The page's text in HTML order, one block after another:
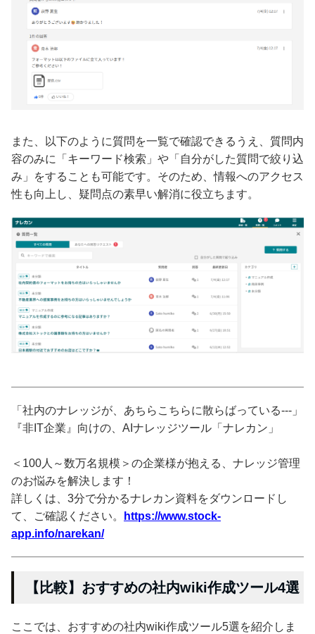
また、以下のように質問を一覧で確認できるうえ、質問内
容のみに「キーワード検索」や「自分がした質問で絞り込
み」をすることも可能です。そのため、情報へのアクセス
性も向上し、疑問点の素早い解消に役立ちます。
「社内のナレッジが、あちらこちらに散らばっている---」
『非IT企業』向けの、AIナレッジツール「ナレカン」
＜100人～数万名規模＞の企業様が抱える、ナレッジ管理
のお悩みを解決します！
詳しくは、3分で分かるナレカン資料をダウンロードし
て、ご確認ください。
https://www.stock-
app.info/narekan/
【比較】おすすめの社内wiki作成ツール4選
ここでは、おすすめの社内wiki作成ツール5選を紹介しま